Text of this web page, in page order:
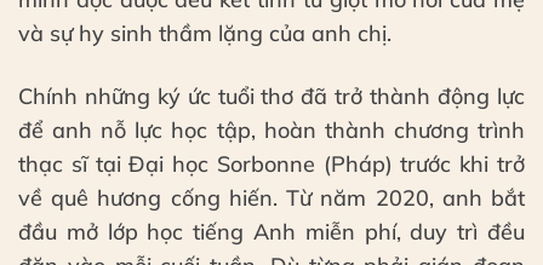
và sự hy sinh thầm lặng của anh chị.
Chính những ký ức tuổi thơ đã trở thành động lực
để anh nỗ lực học tập, hoàn thành chương trình
thạc sĩ tại Đại học Sorbonne (Pháp) trước khi trở
về quê hương cống hiến. Từ năm 2020, anh bắt
đầu mở lớp học tiếng Anh miễn phí, duy trì đều